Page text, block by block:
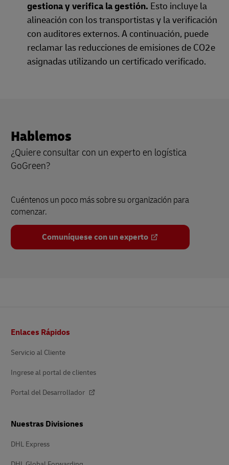
gestiona y verifica la gestión. Esto incluye la
alineación con los transportistas y la verificación
con auditores externos. A continuación, puede
reclamar las reducciones de emisiones de CO2e
asignadas utilizando un certificado verificado.
Hablemos
¿Quiere consultar con un experto en logística
GoGreen?
Cuéntenos un poco más sobre su organización para
comenzar.
Comuníquese con un experto
de
Enlaces Rápidos
Servicio al Cliente
Ingrese al portal de clientes
Portal del Desarrollador
Nuestras Divisiones
DHL Express